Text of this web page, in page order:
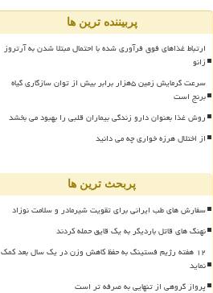
پربیننده ترین ها
ارتباط غذاهای فوق فرآوری شده با احتمال مبتلا شدن به آرتروز
زانو
سرعت گرمایش زمین ۵هزار برابر بیش از توان سازگاری گیاه
برنج است
روش غذا بعنوان دارو زندگی بیماران قلبی را بهبود می بخشد
از اختلال هرزه خواری چه می دانید
پربحث ترین ها
سفارش های طب ایرانی برای تقویت شیرمادر و سلامت نوزاد
نهنگ های قاتل باردیگر به یک قایق حمله کردند
۱۲ هفته رژیم فستینگ به حفظ کاهش وزن در یک سال بعد کمک
نماید
پرواز گروهی از تنهایی به صرفه تر است